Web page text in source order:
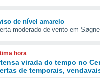
de nível amarelo
moderado de vento em
hora
virada do tempo no
de temporais,